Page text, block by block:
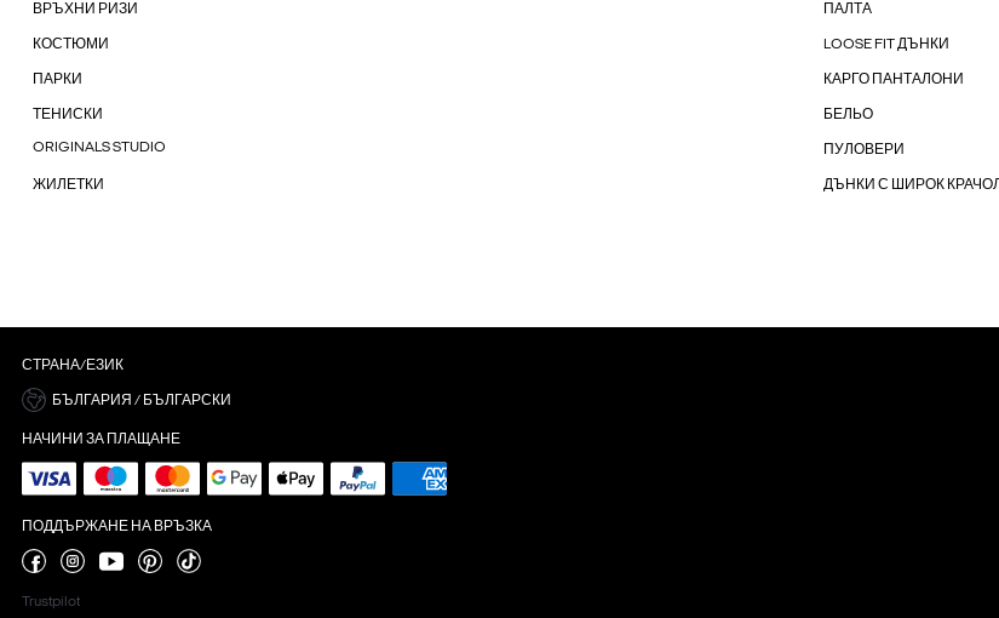
ВРЪХНИ РИЗИ ПАЛТА
КОСТЮМИ LOOSE FIT ДЪНКИ
ПАРКИ КАРГО ПАНТАЛОНИ
ТЕНИСКИ БЕЛЬО
ORIGINALS STUDIO ПУЛОВЕРИ
ЖИЛЕТКИ ДЪНКИ С ШИРОК КРАЧОЛ
СТРАНА/ЕЗИК
БЪЛГАРИЯ / БЪЛГАРСКИ
НАЧИНИ ЗА ПЛАЩАНЕ
ПОДДЪРЖАНЕ НА ВРЪЗКА
Trustpilot